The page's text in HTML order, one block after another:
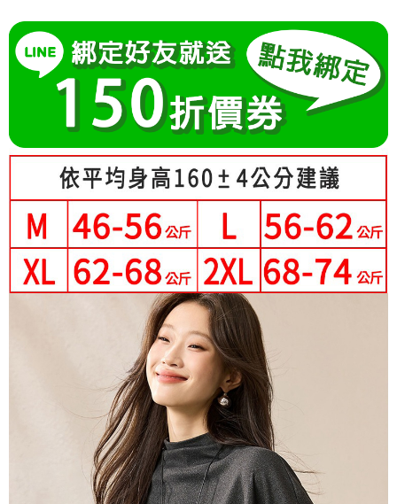
4.訂單成立30分鐘內，如未前往確認交易或遇審核未通過，訂單將自動取
消。如遇「轉專審核」未通過狀況，表示未達大哥付你分期系統評分，恕無
法說明評估內容。
【繳款方式說明】
1.分期款項不併入電信帳單，「大哥付你分期」於每月結算日後寄送繳費提
2.透過簡訊連結打開帳單後，可選擇「超商條碼／台灣大直營門市／銀行轉
帳／街口支付／iPASS MONEY」等通路繳費。
【注意事項】
1.本服務係由「台灣大哥大股份有限公司」（以下簡稱本公司）所提供，讓
用戶於交易時，得透過本服務購買商品或服務，並由商店將買賣／分期付款
買賣價金債權讓與本公司後，依約使用本公司帳單繳交帳款。
2.基於同意付款使用「大哥付你分期」之契約關係目的，商店將以您的個人
資料（包含姓名、電話或地址）提供予台灣大哥大進項蒐集、處理及利用，
由本公司與您本人進行分期帳單所需資料之確認、核對及更正。
3.完整用戶服務條款，請詳閱以下連結：https://oppay.tw/userRule
１．簡單：不需註冊會員、不需綁卡、不需儲值。
２．便利：只要手機號碼，簡訊認證，即可結帳。
３．安心：先確認商品／服務後，再付款。
【「AFTEE先享後付」結帳流程】
１．於結帳方式選擇「AFTEE先享後付」後，將跳轉至「AFTEE先享後付」
結帳頁面，進行簡訊認證並確認金額後，即可完成結帳。
２．訂單成立數日內，您將收到繳費通知簡訊。
ATM／網路銀行／等多元方式進行付款，方視為交易完成。
※ 請注意：結帳手續完成當下不需立刻繳費，但若您需要取消訂單，請聯絡
後付繳納相關費用。
※ 交易是否成功請以「AFTEE先享後付 」之結帳頁面顯示為準，若有關於
是否繳費成功／繳費後需取消欲退款等相關疑問，請聯繫「AFTEE先享後付
客戶支援中心」
https://netprotections.freshdesk.com/support/home
１．透過由恩沛科技股份有限公司提供之「AFTEE先享後付」服務完成之交
易，需依本服務之必要範圍內提供個人資料，並將交易相關給付款項請求債
權轉讓予恩沛科技股份有限公司。
２．關於個人資料處理事宜，請瀏覽以下網址：
https://aftee.tw/terms/#terms3
３．未成年的使用者請事先徵得法定代理人或監護人之同意方可使用
「AFTEE先享後付」，若未經同意申辦者引起之損失，本公司不負相關責
４．使用「AFTEE先享後付」時，將依據個別帳號之用戶狀況，依本公司即
時審查核予不同之上限額度；若仍有額度不足之情形，本公司將視審查結果
請求用戶進行身份認證。
５．嚴禁一人註冊多個帳號或使用他人資訊註冊。若發現惡意使用之情形，
相關說明
「Hami Point」為中華電信所提供之點數服務，可於會員專區綁定中華電信
會員帳號後，即可在購物車使用 Hami Point 折抵消費金額 (1點等於1元)。
ATM付款
運送方式
全家付款取貨
每筆NT$80，滿NT$699(含以上)免運費
付款後全家取貨
每筆NT$80，滿NT$699(含以上)免運費
付款後萊爾富取貨
每筆NT$80，滿NT$699(含以上)免運費
7-11付款取貨
每筆NT$80，滿NT$699(含以上)免運費
每筆NT$80，滿NT$699(含以上)免運費
每筆NT$70，滿NT$699(含以上)免運費
離島-郵局寄送
每筆NT$90，滿NT$699(含以上)免運費